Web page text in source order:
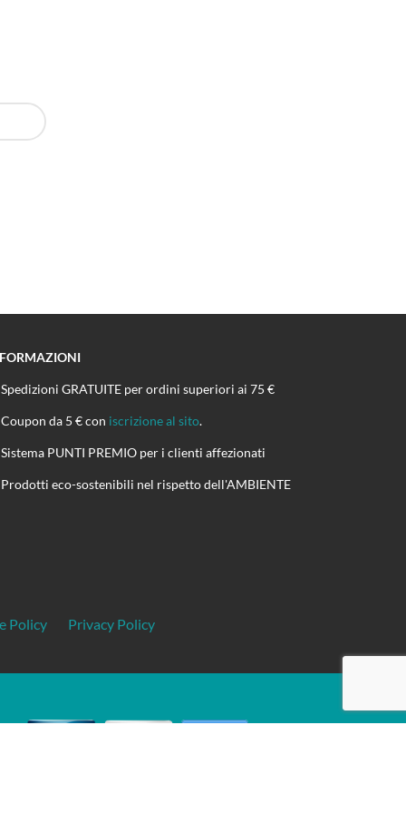
Spedizioni GRATUITE per ordini superiori ai 75 €
Coupon da 5 € con iscrizione al sito.
Sistema PUNTI PREMIO per i clienti affezionati
Prodotti eco-sostenibili nel rispetto dell'AMBIENTE
Policy Privacy Policy